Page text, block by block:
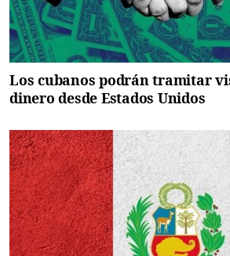
Los cubanos podrán tramitar
dinero desde Estados Unidos